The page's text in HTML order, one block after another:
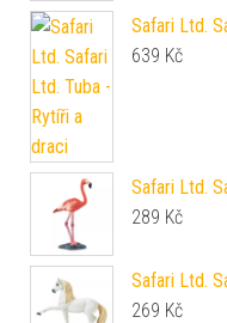
Safari Ltd.
639 Kč
Safari Ltd.
289 Kč
Safari Ltd.
269 Kč